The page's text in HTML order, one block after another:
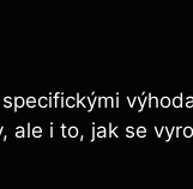
ale i to, jak se